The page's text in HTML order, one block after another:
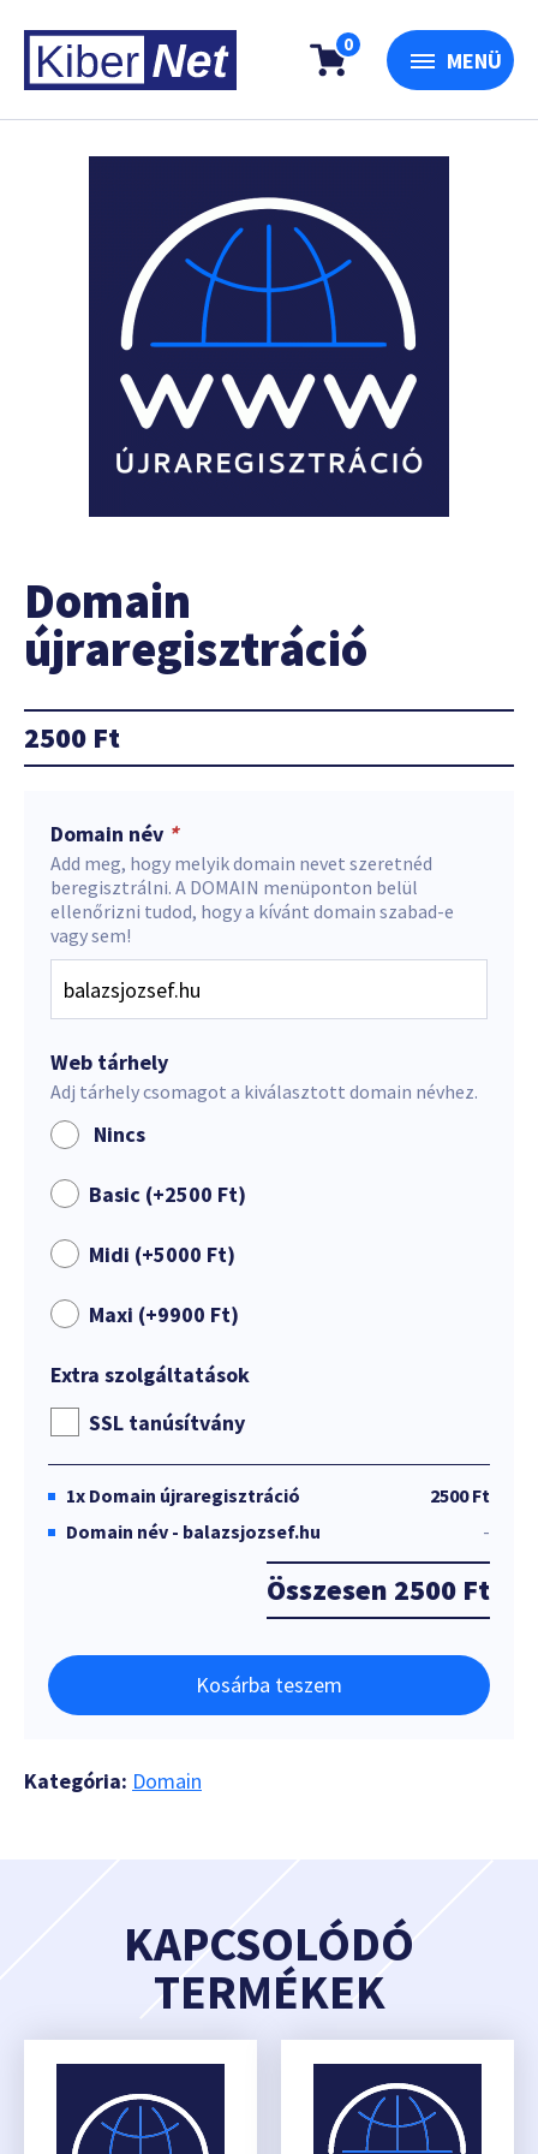
0
MENÜ
Domain
újraregisztráció
2500 Ft
Domain név *
Add meg, hogy melyik domain nevet szeretnéd
beregisztrálni. A DOMAIN menüponton belül
ellenőrizni tudod, hogy a kívánt domain szabad-e
vagy sem!
Web tárhely
Adj tárhely csomagot a kiválasztott domain névhez.
Nincs
Basic (+2500 Ft)
Midi (+5000 Ft)
Maxi (+9900 Ft)
Extra szolgáltatások
SSL tanúsítvány
1x Domain újraregisztráció
2500 Ft
Domain név - balazsjozsef.hu
-
Összesen 2500 Ft
Kosárba teszem
Kategória: Domain
KAPCSOLÓDÓ
TERMÉKEK